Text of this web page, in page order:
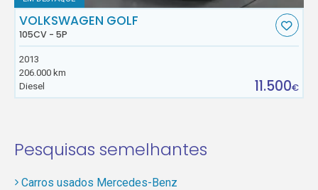
VOLKSWAGEN GOLF
105CV - 5P
2013
206.000 km
Diesel
11.500€
Pesquisas semelhantes
Carros usados Mercedes-Benz